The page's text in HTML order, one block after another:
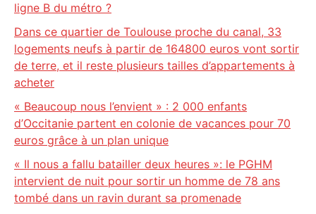
ligne B du métro ?
Dans ce quartier de Toulouse proche du canal, 33
logements neufs à partir de 164800 euros vont sortir
de terre, et il reste plusieurs tailles d’appartements à
acheter
« Beaucoup nous l’envient » : 2 000 enfants
d’Occitanie partent en colonie de vacances pour 70
euros grâce à un plan unique
« Il nous a fallu batailler deux heures »: le PGHM
intervient de nuit pour sortir un homme de 78 ans
tombé dans un ravin durant sa promenade